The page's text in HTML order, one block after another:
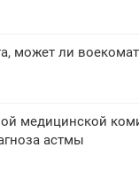
может ли
медицинской
астмы